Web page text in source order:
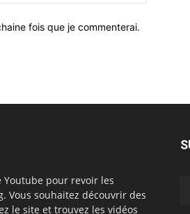
fois que je commenterai.
pour revoir les
Vous souhaitez découvrir des
le site et trouvez les vidéos